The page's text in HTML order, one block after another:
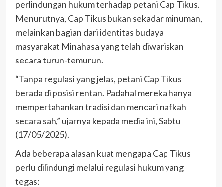
perlindungan hukum terhadap petani Cap Tikus.
Menurutnya, Cap Tikus bukan sekadar minuman,
melainkan bagian dari identitas budaya
masyarakat Minahasa yang telah diwariskan
secara turun-temurun.
“Tanpa regulasi yang jelas, petani Cap Tikus
berada di posisi rentan. Padahal mereka hanya
mempertahankan tradisi dan mencari nafkah
secara sah,” ujarnya kepada media ini, Sabtu
(17/05/2025).
Ada beberapa alasan kuat mengapa Cap Tikus
perlu dilindungi melalui regulasi hukum yang
tegas: